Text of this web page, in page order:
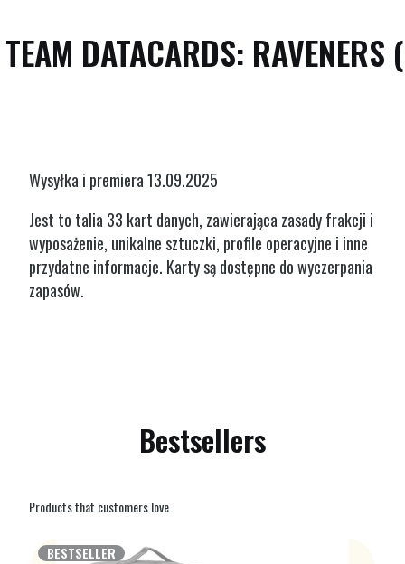
DATACARDS: RAVENERS
Wysyłka i premiera 13.09.2025
Jest to talia 33 kart danych, zawierająca zasady frakcji i
wyposażenie, unikalne sztuczki, profile operacyjne i inne
przydatne informacje. Karty są dostępne do wyczerpania
zapasów.
Bestsellers
Products that customers love
BESTSELLER